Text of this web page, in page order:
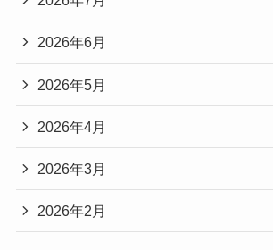
2026年6月
2026年5月
2026年4月
2026年3月
2026年2月